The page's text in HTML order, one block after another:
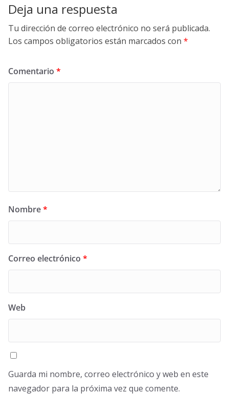
Deja una respuesta
Tu dirección de correo electrónico no será publicada.
Los campos obligatorios están marcados con *
Comentario *
Nombre*
Correo electrónico *
Web
Guarda mi nombre, correo electrónico y web en este
navegador para la próxima vez que comente.